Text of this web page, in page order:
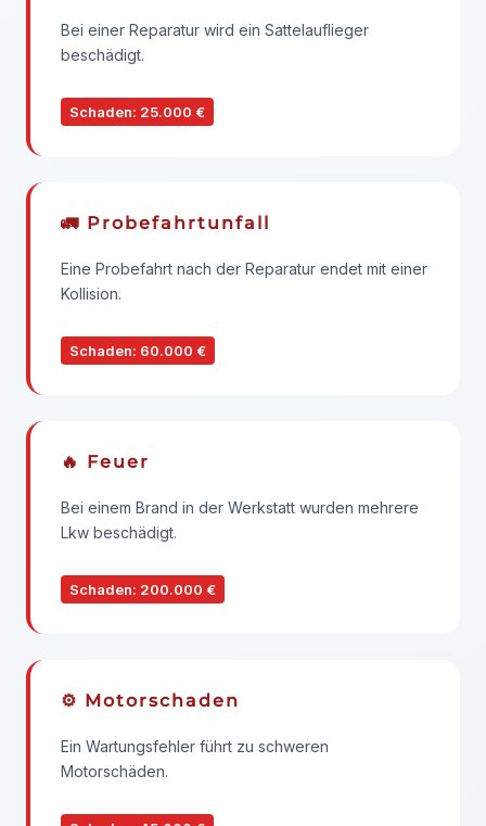
Bei einer Reparatur wird ein Sattelauflieger
beschädigt.
Schaden: 25.000 €
🚛 Probefahrtunfall
Eine Probefahrt nach der Reparatur endet mit einer
Kollision.
Schaden: 60.000 €
🔥 Feuer
Bei einem Brand in der Werkstatt wurden mehrere
Lkw beschädigt.
Schaden: 200.000 €
⚙️ Motorschaden
Ein Wartungsfehler führt zu schweren
Motorschäden.